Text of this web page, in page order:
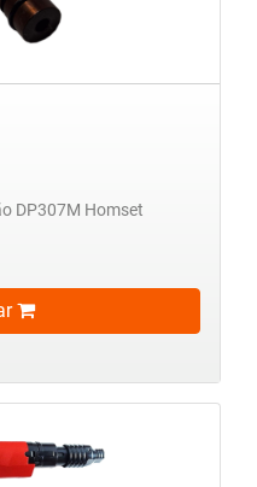
DP307M Homset